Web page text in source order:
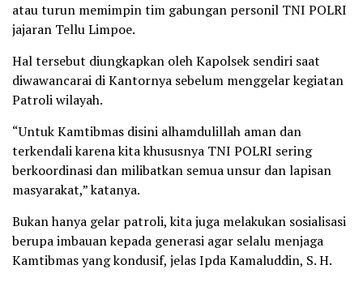
atau turun memimpin tim gabungan personil TNI POLRI
jajaran Tellu Limpoe.
Hal tersebut diungkapkan oleh Kapolsek sendiri saat
diwawancarai di Kantornya sebelum menggelar kegiatan
Patroli wilayah.
“Untuk Kamtibmas disini alhamdulillah aman dan
terkendali karena kita khususnya TNI POLRI sering
berkoordinasi dan milibatkan semua unsur dan lapisan
masyarakat,” katanya.
Bukan hanya gelar patroli, kita juga melakukan sosialisasi
berupa imbauan kepada generasi agar selalu menjaga
Kamtibmas yang kondusif, jelas Ipda Kamaluddin, S. H.